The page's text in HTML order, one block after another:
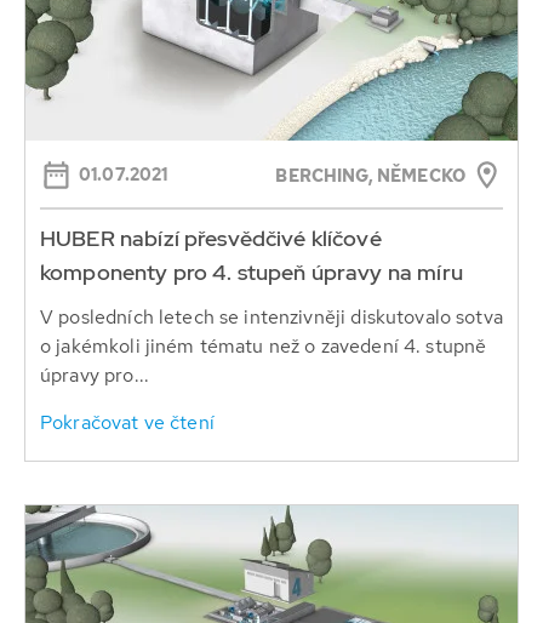
01.07.2021 BERCHING, NĚMECKO
HUBER nabízí přesvědčivé klíčové
komponenty pro 4. stupeň úpravy na míru
V posledních letech se intenzivněji diskutovalo sotva
o jakémkoli jiném tématu než o zavedení 4. stupně
úpravy pro...
Pokračovat ve čtení